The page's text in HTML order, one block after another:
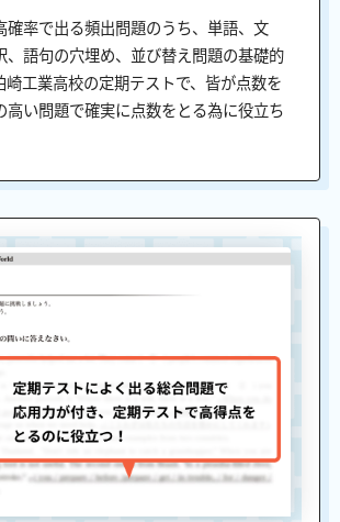
確率で出る頻出問題のうち、単語、文
、語句の穴埋め、並び替え問題の基礎的
崎工業高校の定期テストで、皆が点数を
高い問題で確実に点数をとる為に役立ち